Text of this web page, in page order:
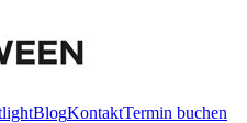
BlogKontaktTermin buchen